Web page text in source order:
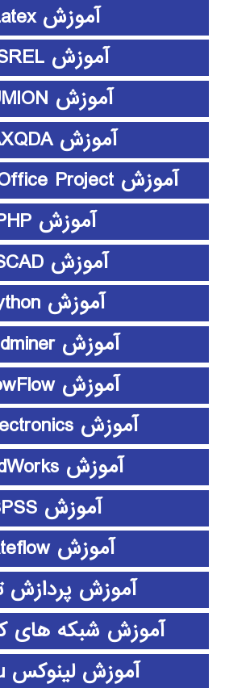
آموزش Latex
آموزش LISREL
آموزش LUMION
آموزش MAXQDA
آموزش Microsoft Office Project
آموزش PHP
آموزش PSCAD
آموزش python
آموزش rapidminer
آموزش ShowFlow
آموزش SimElectronics
آموزش SolidWorks
آموزش SPSS
آموزش stateflow
آموزش پردازش
آموزش شبکه های
آموزش لینوکس ubuntu